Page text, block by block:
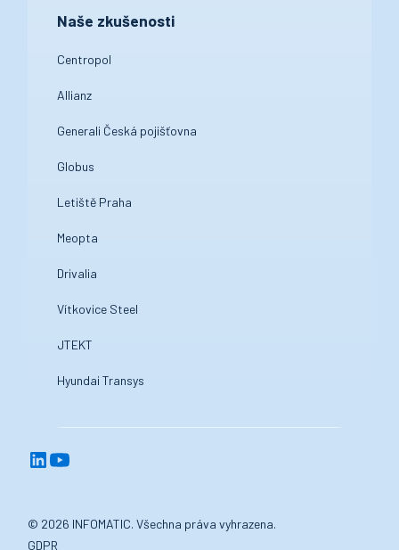
Naše zkušenosti
Centropol
Allianz
Generali Česká pojišťovna
Globus
Letiště Praha
Meopta
Drivalia
Vítkovice Steel
JTEKT
Hyundai Transys
© 2026 INFOMATIC. Všechna práva vyhrazena.
GDPR